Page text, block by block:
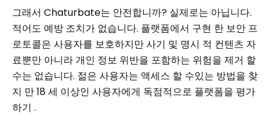
그래서 Chaturbate는 안전합니까? 실제로는 아닙니다.
적어도 예방 조치가 없습니다. 플랫폼에서 구현 한 보안 프
로토콜은 사용자를 보호하지만 사기 및 명시 적 컨텐츠 자
료뿐만 아니라 개인 정보 위반을 포함하는 위험을 제거 할
수는 없습니다. 젊은 사용자는 액세스 할 수있는 방법을 찾
지 만 18 세 이상인 사용자에게 독점적으로 플랫폼을 평가
하기 .